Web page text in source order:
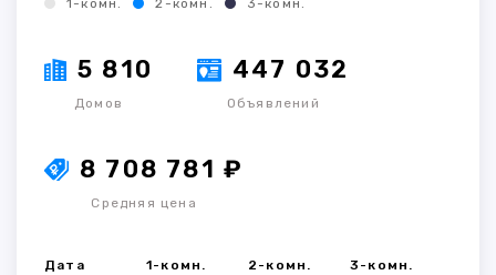
1-комн. 2-комн. 3-комн.
5 810
Домов
447 032
Объявлений
8 708 781 ₽
Средняя цена
Дата 1-комн. 2-комн. 3-комн.